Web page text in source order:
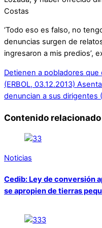
Costas
‘Todo eso es falso, no
denuncias surgen de
ingresaron a mis predios’,
Detienen a pobladores
(ERBOL, 03.12.2013)
denuncian a sus dirigentes
Contenido relacionado
Noticias
Cedib: Ley de conversión
se apropien de tierras